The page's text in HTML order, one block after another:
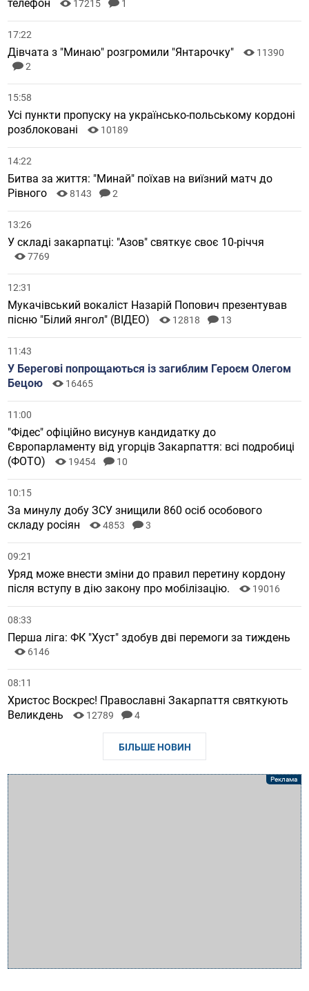
телефон 17215 1
17:22
Дівчата з "Минаю" розгромили "Янтарочку"
11390
2
15:58
Усі пункти пропуску на українсько-польському кордоні
розблоковані
10189
14:22
Битва за життя: "Минай" поїхав на виїзний матч до
Рівного
8143 2
13:26
У складі закарпатці: "Азов" святкує своє 10-річчя
7769
12:31
Мукачівський вокаліст Назарій Попович презентував
пісню "Білий янгол" (ВІДЕО)
12818 13
11:43
У Берегові попрощаються із загиблим Героєм Олегом
Бецою
16465
11:00
"Фідес" офіційно висунув кандидатку до
Європарламенту від угорців Закарпаття: всі подробиці
(ФОТО)
19454 10
10:15
За минулу добу ЗСУ знищили 860 осіб особового
складу росіян
4853 3
09:21
Уряд може внести зміни до правил перетину кордону
після вступу в дію закону про мобілізацію.
19016
08:33
Перша ліга: ФК "Хуст" здобув дві перемоги за тиждень
6146
08:11
Христос Воскрес! Православні Закарпаття святкують
Великдень
12789 4
БІЛЬШЕ НОВИН